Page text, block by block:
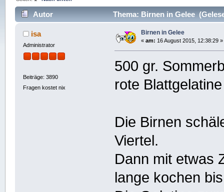
Autor Thema: Birnen in Gelee
isa
Administrator
Beiträge: 3890
Fragen kostet nix
Birnen in Gelee
« am: 16 August 2015, 12:38:29 »
500 gr.
rote
Die Birnen
Viertel.
Dann mit etwas
lange kochen